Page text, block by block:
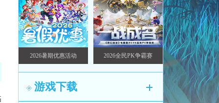
2026暑期优惠活动 2026全民PK争霸赛
游戏下载